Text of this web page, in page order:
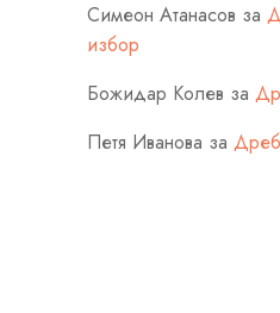
Симеон Атанасов за
избор
Божидар Колев за
Петя Иванова за